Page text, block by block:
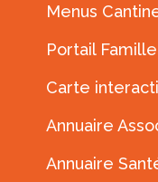
Menus
Portail Famille
Carte
Annuaire
Annuaire